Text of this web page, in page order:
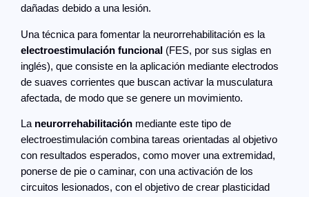
dañadas debido a una lesión.
Una técnica para fomentar la neurorrehabilitación es la
electroestimulación funcional (FES, por sus siglas en
inglés), que consiste en la aplicación mediante electrodos
de suaves corrientes que buscan activar la musculatura
afectada, de modo que se genere un movimiento.
La neurorrehabilitación mediante este tipo de
electroestimulación combina tareas orientadas al objetivo
con resultados esperados, como mover una extremidad,
ponerse de pie o caminar, con una activación de los
circuitos lesionados, con el objetivo de crear plasticidad